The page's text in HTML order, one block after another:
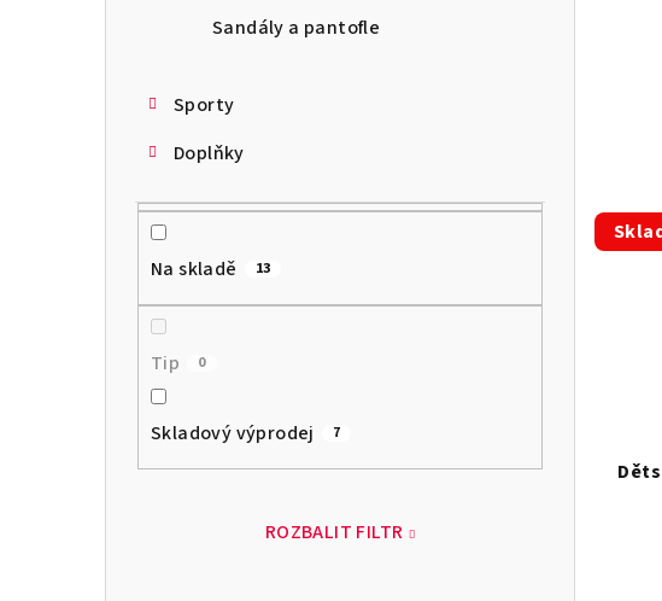
Sandály a pantofle
Sporty
Doplňky
Na skladě 13
Tip 0
Skladový výprodej 7
ROZBALIT FILTR